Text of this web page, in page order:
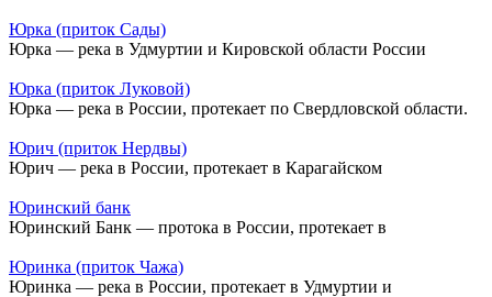
Юрка (приток Сады)
Юрка — река в Удмуртии и Кировской области России
Юрка (приток Луковой)
Юрка — река в России, протекает по Свердловской области.
Юрич (приток Нердвы)
Юрич — река в России, протекает в Карагайском
Юринский банк
Юринский Банк — протока в России, протекает в
Юринка (приток Чажа)
Юринка — река в России, протекает в Удмуртии и